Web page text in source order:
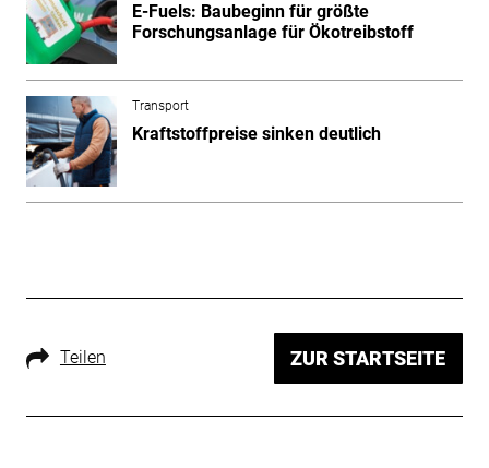
E-Fuels: Baubeginn für größte
Forschungsanlage für Ökotreibstoff
Transport
Kraftstoffpreise sinken deutlich
Teilen ZUR STARTSEITE